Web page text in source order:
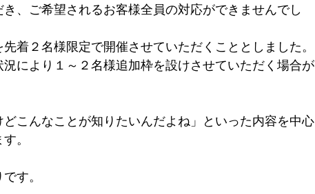
、ご希望されるお客様全員の対応ができませんでし
着２名様限定で開催させていただくこととしました。
況により１～２名様追加枠を設けさせていただく場合が
こんなことが知りたいんだよね」といった内容を中心
。
す。